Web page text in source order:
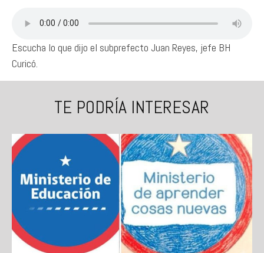
Escucha lo que dijo el subprefecto Juan Reyes, jefe BH
Curicó.
TE PODRÍA INTERESAR